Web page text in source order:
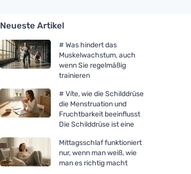
Neueste Artikel
# Was hindert das
Muskelwachstum, auch
wenn Sie regelmäßig
trainieren
# Víte, wie die Schilddrüse
die Menstruation und
Fruchtbarkeit beeinflusst
Die Schilddrüse ist eine
Mittagsschlaf funktioniert
nur, wenn man weiß, wie
man es richtig macht